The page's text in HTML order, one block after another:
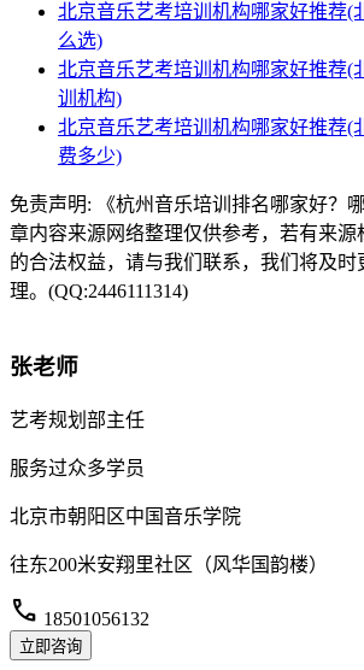
北京音乐艺考培训机构哪家好推荐(
么选)
北京音乐艺考培训机构哪家好推荐(
训机构)
北京音乐艺考培训机构哪家好推荐(
费多少)
免责声明: 《杭州音乐培训排名哪家好？
章内容来源网络整理仅供参考，若有来源
的合法权益，请与我们联系，我们将及时
理。(QQ:2446111314)
张老师
艺考规划部主任
服务过众多学员
北京市朝阳区中国音乐学院
往东200米安翔里社区（风华国韵楼）
call 18501056132
立即咨询